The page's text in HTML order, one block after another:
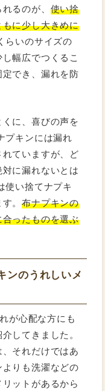
るのが、 使い捨
に少し大きめに
らいのサイズの
幅広でつくるこ
でき、漏れを防
に、喜びの声を
プキンには漏れ
ていますが、ど
に漏れないとは
使い捨てナプキ
す。布ナプキンの
ったものを選ぶ
ンのうれしいメ
が心配な方にも
してきました。
それだけではあ
りも洗濯などの
ットがあるから